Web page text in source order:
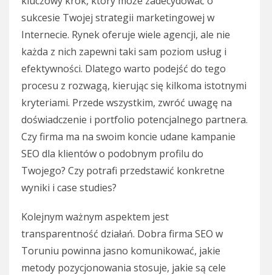
sukcesie Twojej strategii marketingowej w
Internecie. Rynek oferuje wiele agencji, ale nie
każda z nich zapewni taki sam poziom usług i
efektywności. Dlatego warto podejść do tego
procesu z rozwagą, kierując się kilkoma istotnymi
kryteriami. Przede wszystkim, zwróć uwagę na
doświadczenie i portfolio potencjalnego partnera.
Czy firma ma na swoim koncie udane kampanie
SEO dla klientów o podobnym profilu do
Twojego? Czy potrafi przedstawić konkretne
wyniki i case studies?
Kolejnym ważnym aspektem jest
transparentność działań. Dobra firma SEO w
Toruniu powinna jasno komunikować, jakie
metody pozycjonowania stosuje, jakie są cele